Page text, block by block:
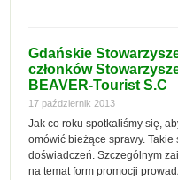
Gdańskie
członków
BEAVER-Tourist S.C
17 październik 2013
Jak co roku spotkaliśmy się,
omówić bieżące sprawy.
doświadczeń. Szczególnym
na temat form promocji